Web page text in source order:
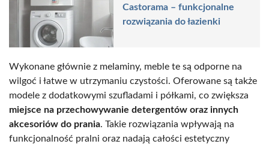
Castorama – funkcjonalne
rozwiązania do łazienki
Wykonane głównie z melaminy, meble te są odporne na
wilgoć i łatwe w utrzymaniu czystości. Oferowane są także
modele z dodatkowymi szufladami i półkami, co zwiększa
miejsce na przechowywanie detergentów oraz innych
akcesoriów do prania. Takie rozwiązania wpływają na
funkcjonalność pralni oraz nadają całości estetyczny